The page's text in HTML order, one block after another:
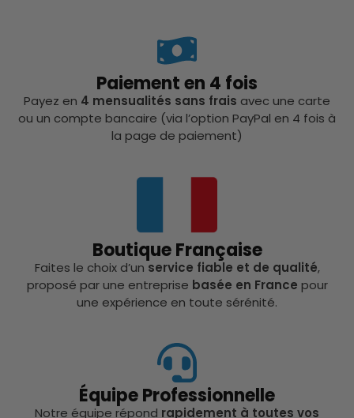
Paiement en 4 fois
Payez en 4 mensualités sans frais avec une carte
ou un compte bancaire (via l’option PayPal en 4 fois à
la page de paiement)
Boutique Française
Faites le choix d’un service fiable et de qualité,
proposé par une entreprise basée en France pour
une expérience en toute sérénité.
Équipe Professionnelle
Notre équipe répond rapidement à toutes vos